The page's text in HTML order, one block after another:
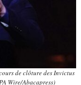
de clôture des Invictus
Wire/Abacapress)